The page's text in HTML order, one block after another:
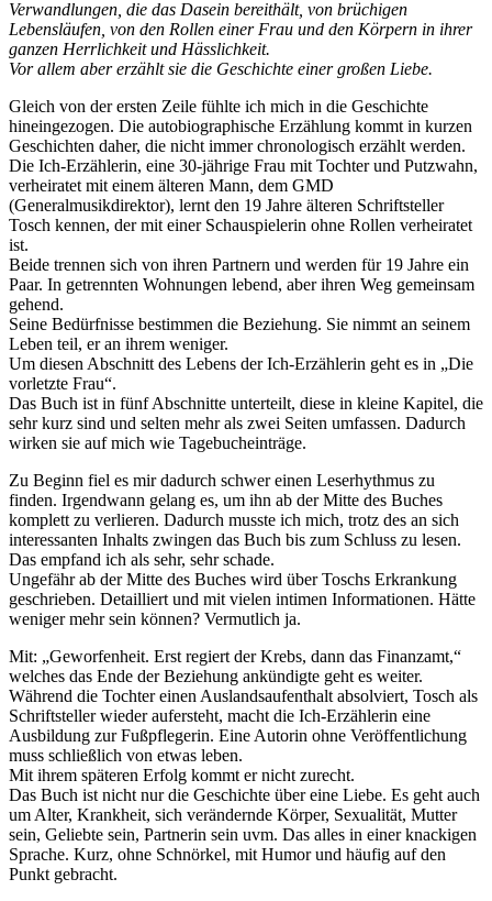
Verwandlungen, die das Dasein bereithält, von brüchigen
Lebensläufen, von den Rollen einer Frau und den Körpern in ihrer
ganzen Herrlichkeit und Hässlichkeit.
Vor allem aber erzählt sie die Geschichte einer großen Liebe.
Gleich von der ersten Zeile fühlte ich mich in die Geschichte
hineingezogen. Die autobiographische Erzählung kommt in kurzen
Geschichten daher, die nicht immer chronologisch erzählt werden.
Die Ich-Erzählerin, eine 30-jährige Frau mit Tochter und Putzwahn,
verheiratet mit einem älteren Mann, dem GMD
(Generalmusikdirektor), lernt den 19 Jahre älteren Schriftsteller
Tosch kennen, der mit einer Schauspielerin ohne Rollen verheiratet
ist.
Beide trennen sich von ihren Partnern und werden für 19 Jahre ein
Paar. In getrennten Wohnungen lebend, aber ihren Weg gemeinsam
gehend.
Seine Bedürfnisse bestimmen die Beziehung. Sie nimmt an seinem
Leben teil, er an ihrem weniger.
Um diesen Abschnitt des Lebens der Ich-Erzählerin geht es in „Die
vorletzte Frau“.
Das Buch ist in fünf Abschnitte unterteilt, diese in kleine Kapitel, die
sehr kurz sind und selten mehr als zwei Seiten umfassen. Dadurch
wirken sie auf mich wie Tagebucheinträge.
Zu Beginn fiel es mir dadurch schwer einen Leserhythmus zu
finden. Irgendwann gelang es, um ihn ab der Mitte des Buches
komplett zu verlieren. Dadurch musste ich mich, trotz des an sich
interessanten Inhalts zwingen das Buch bis zum Schluss zu lesen.
Das empfand ich als sehr, sehr schade.
Ungefähr ab der Mitte des Buches wird über Toschs Erkrankung
geschrieben. Detailliert und mit vielen intimen Informationen. Hätte
weniger mehr sein können? Vermutlich ja.
Mit: „Geworfenheit. Erst regiert der Krebs, dann das Finanzamt,“
welches das Ende der Beziehung ankündigte geht es weiter.
Während die Tochter einen Auslandsaufenthalt absolviert, Tosch als
Schriftsteller wieder aufersteht, macht die Ich-Erzählerin eine
Ausbildung zur Fußpflegerin. Eine Autorin ohne Veröffentlichung
muss schließlich von etwas leben.
Mit ihrem späteren Erfolg kommt er nicht zurecht.
Das Buch ist nicht nur die Geschichte über eine Liebe. Es geht auch
um Alter, Krankheit, sich verändernde Körper, Sexualität, Mutter
sein, Geliebte sein, Partnerin sein uvm. Das alles in einer knackigen
Sprache. Kurz, ohne Schnörkel, mit Humor und häufig auf den
Punkt gebracht.